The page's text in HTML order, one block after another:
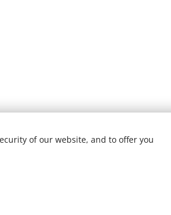
of our website, and to offer you